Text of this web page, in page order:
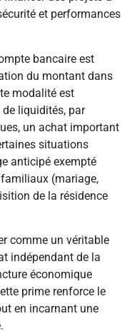
et performances
bancaire est
du montant dans
modalité est
liquidités, par
un achat important
situations
anticipé exempté
familiaux (mariage,
de la résidence
comme un véritable
indépendant de la
économique
prime renforce le
en incarnant une